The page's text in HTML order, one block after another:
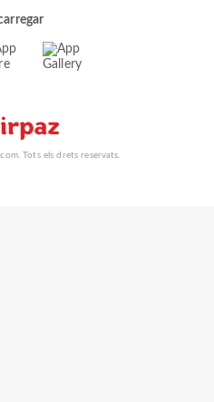
Tots els drets reservats.